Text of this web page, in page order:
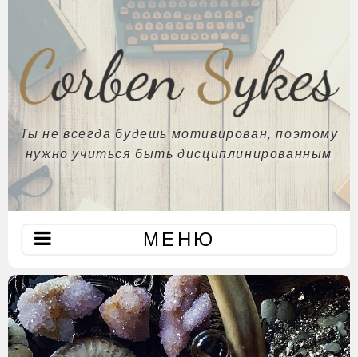
Ты не всегда будешь мотивирован, поэтому
нужно учиться быть дисциплинированным
МЕНЮ